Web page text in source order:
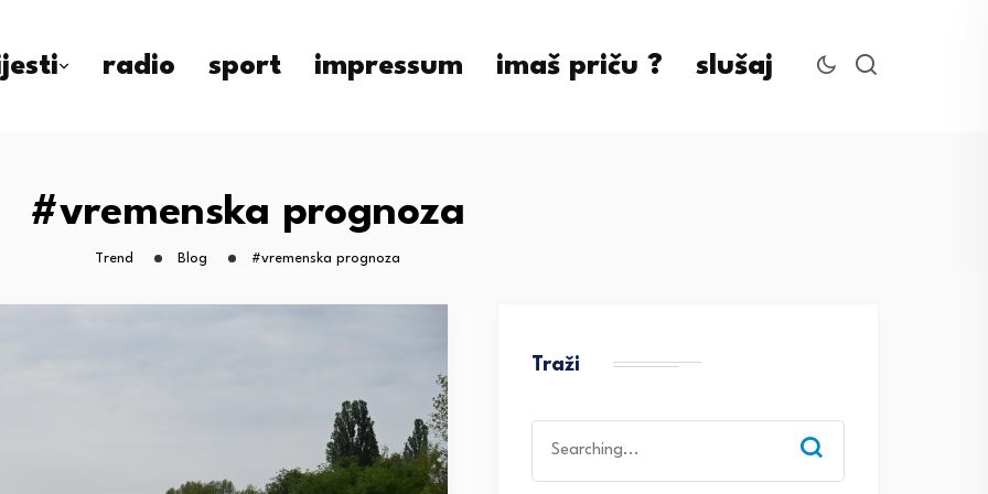
radio sport impressum imaš priču ? slušaj
#vremenska prognoza
Trend Blog #vremenska prognoza
Traži
for: